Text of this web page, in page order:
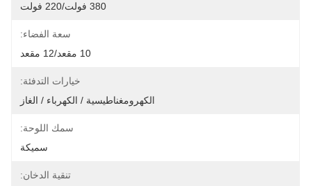
380 فولت/220 فولت
سعة الفضاء:
10 مقعد/12 مقعد
خيارات التدفئة:
الكهرومغناطيسية / الكهرباء / الغاز
سمك اللوحة:
سميكة
تنقية الدخان: